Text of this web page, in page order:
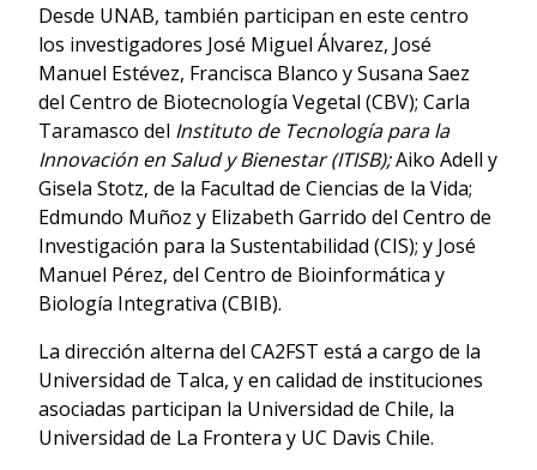
Desde UNAB, también participan en este centro
los investigadores José Miguel Álvarez, José
Manuel Estévez, Francisca Blanco y Susana Saez
del Centro de Biotecnología Vegetal (CBV); Carla
Taramasco del Instituto de Tecnología para la
Innovación en Salud y Bienestar (ITISB);Aiko Adell y
Gisela Stotz, de la Facultad de Ciencias de la Vida;
Edmundo Muñoz y Elizabeth Garrido del Centro de
Investigación para la Sustentabilidad (CIS); y José
Manuel Pérez, del Centro de Bioinformática y
Biología Integrativa (CBIB).
La dirección alterna del CA2FST está a cargo de la
Universidad de Talca, y en calidad de instituciones
asociadas participan la Universidad de Chile, la
Universidad de La Frontera y UC Davis Chile.